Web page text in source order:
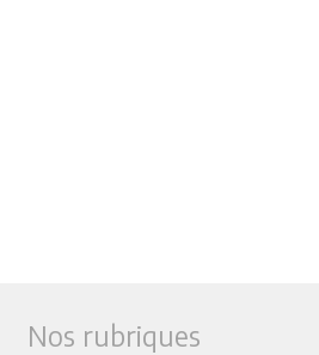
Nos rubriques